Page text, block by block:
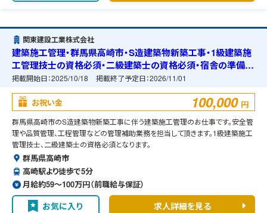
関東建設工業株式会社
建築施工管理・群馬県高崎市・S造建築物新築工事・1級建築施
工管理技士の資格必須・二級建築士の資格必須・宿舎の準備可
能
掲載開始日：2025/10/18 掲載終了予定日：2026/11/01
お祝い金 100,000 円
群馬県高崎市のS造建築物新築工事に伴う建築施工管理のお仕事です。安全管
理や品質管理、工程管理などの管理補助業務を担当して頂きます。1級建築施工
管理技士、二級建築士の資格必須となります。
群馬県高崎市
高崎駅より徒歩で5分
月給約59〜100万円（前職給与保証）
お気に入り 求人詳細を見る